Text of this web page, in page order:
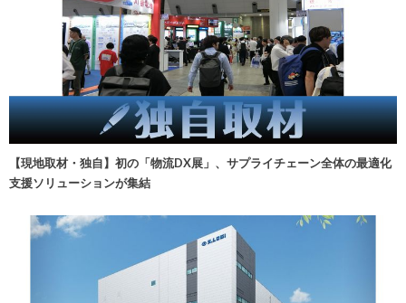
【現地取材・独自】初の「物流DX展」、サプライチェーン全体の最適化
支援ソリューションが集結